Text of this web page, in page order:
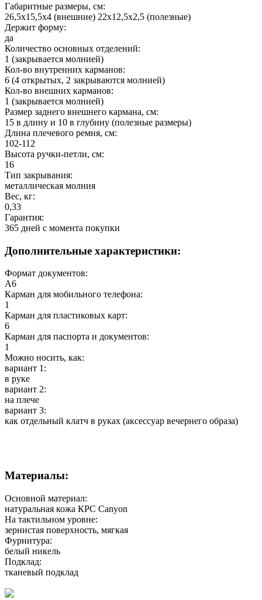
Габаритные размеры, см:
26,5х15,5х4 (внешние) 22х12,5х2,5 (полезные)
Держит форму:
да
Количество основных отделений:
1 (закрывается молнией)
Кол-во внутренних карманов:
6 (4 открытых, 2 закрываются молнией)
Кол-во внешних карманов:
1 (закрывается молнией)
Размер заднего внешнего кармана, см:
15 в длину и 10 в глубину (полезные размеры)
Длина плечевого ремня, см:
102-112
Высота ручки-петли, см:
16
Тип закрывания:
металлическая молния
Вес, кг:
0,33
Гарантия:
365 дней c момента покупки
Дополнительные характеристики:
Формат документов:
А6
Карман для мобильного телефона:
1
Карман для пластиковых карт:
6
Карман для паспорта и документов:
1
Можно носить, как:
вариант 1:
в руке
вариант 2:
на плече
вариант 3:
как отдельный клатч в руках (аксессуар вечернего образа)
Материалы:
Основной материал:
натуральная кожа КРС Canyon
На тактильном уровне:
зернистая поверхность, мягкая
Фурнитура:
белый никель
Подклад:
тканевый подклад